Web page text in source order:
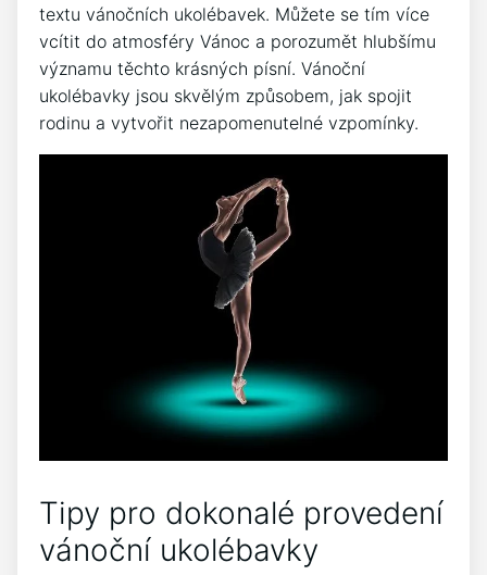
textu vánočních ukolébavek. Můžete se tím více
vcítit do⁣ atmosféry Vánoc a⁢ porozumět hlubšímu‌
významu těchto krásných písní. Vánoční
ukolébavky ‌jsou skvělým ⁣způsobem, jak spojit
rodinu a vytvořit nezapomenutelné⁣ vzpomínky.
Tipy pro dokonalé provedení⁤
vánoční⁢ ukolébavky